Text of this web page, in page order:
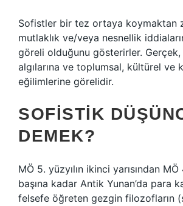
Sofistler bir tez ortaya koymaktan
mutlaklık ve/veya nesnellik
göreli olduğunu gösterirler.
algılarına ve toplumsal, kültürel ve
eğilimlerine görelidir.
SOFISTIK
DEMEK?
MÖ 5. yüzyılın ikinci yarısından MÖ
başına kadar Antik Yunan’da para
felsefe öğreten gezgin filozofların